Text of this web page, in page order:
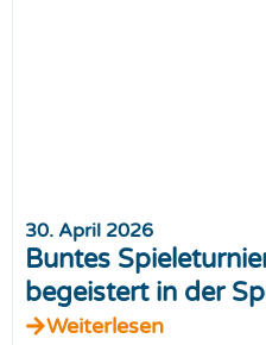
30. April 2026
Buntes
begeistert in der
Weiterlesen